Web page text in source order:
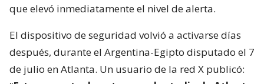
que elevó inmediatamente el nivel de alerta.
El dispositivo de seguridad volvió a activarse días
después, durante el Argentina-Egipto disputado el 7
de julio en Atlanta. Un usuario de la red X publicó: